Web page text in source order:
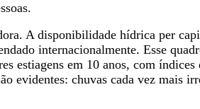
A disponibilidade hídrica per
internacionalmente. Esse
estiagens em 10 anos, com
evidentes: chuvas cada vez mais